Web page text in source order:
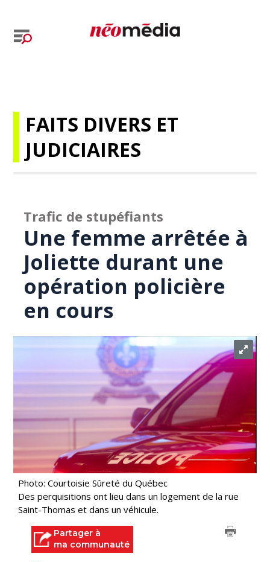
FAITS DIVERS ET
JUDICIAIRES
Trafic de stupéfiants
Une femme arrêtée à
Joliette durant une
opération policière
en cours
Photo: Courtoisie Sûreté du Québec
Des perquisitions ont lieu dans un logement de la rue
Saint-Thomas et dans un véhicule.
Partager à
ma communauté